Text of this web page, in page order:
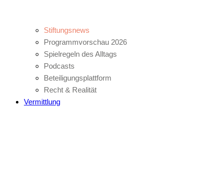
Stiftungsnews
Programmvorschau 2026
Spielregeln des Alltags
Podcasts
Beteiligungsplattform
Recht & Realität
Vermittlung